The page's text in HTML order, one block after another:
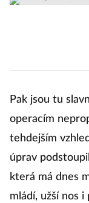
Pak jsou tu
operacím
tehdejším
úprav
která má dnes
mládí, užší nos i